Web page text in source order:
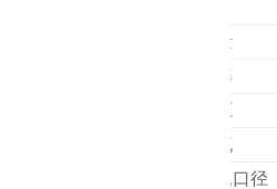
容量
功率
电压
电流
进水口径